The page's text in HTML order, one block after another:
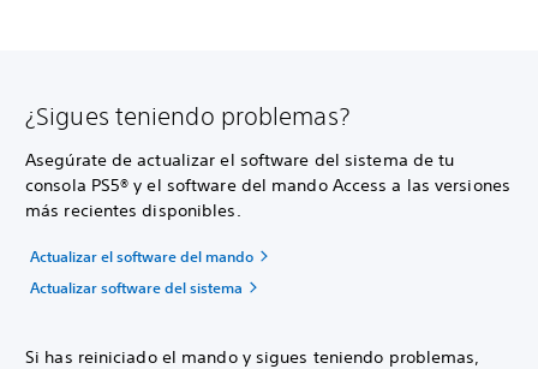
¿Sigues teniendo problemas?
Asegúrate de actualizar el software del sistema de tu
consola PS5® y el software del mando Access a las versiones
más recientes disponibles.
Actualizar el software del mando
Actualizar software del sistema
Si has reiniciado el mando y sigues teniendo problemas,